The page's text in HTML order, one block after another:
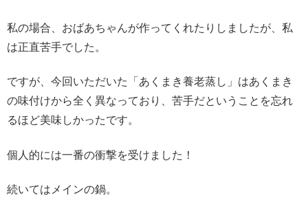
私の場合、おばあちゃんが作ってくれたりしましたが、私
は正直苦手でした。
ですが、今回いただいた「あくまき養老蒸し」はあくまき
の味付けから全く異なっており、苦手だということを忘れ
るほど美味しかったです。
個人的には一番の衝撃を受けました！
続いてはメインの鍋。